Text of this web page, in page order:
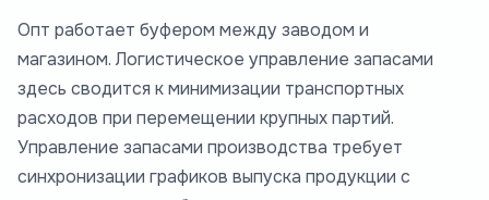
Опт работает буфером между заводом и
магазином. Логистическое управление запасами
здесь сводится к минимизации транспортных
расходов при перемещении крупных партий.
Управление запасами производства требует
синхронизации графиков выпуска продукции с